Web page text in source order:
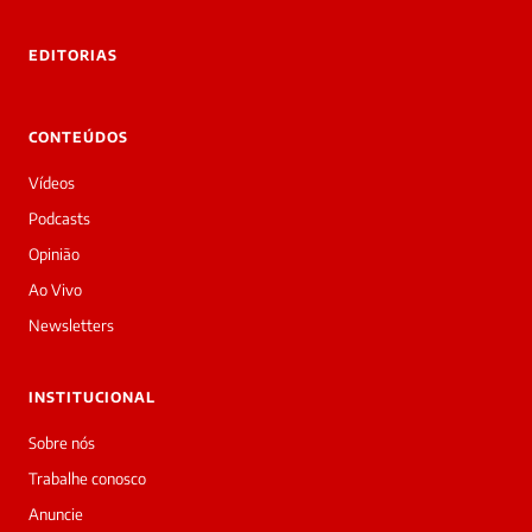
Boa
Sou
a
daqui
do
Prime.
Vitoria
Maximo
acabou
de
essa
EDITORIAS
CONTEÚDOS
Vídeos
Podcasts
Opinião
Ao Vivo
Newsletters
INSTITUCIONAL
Sobre nós
Trabalhe conosco
Anuncie